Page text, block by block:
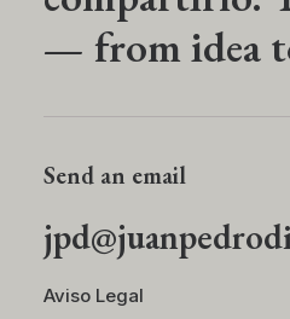
— from idea
Send an email
Aviso Legal